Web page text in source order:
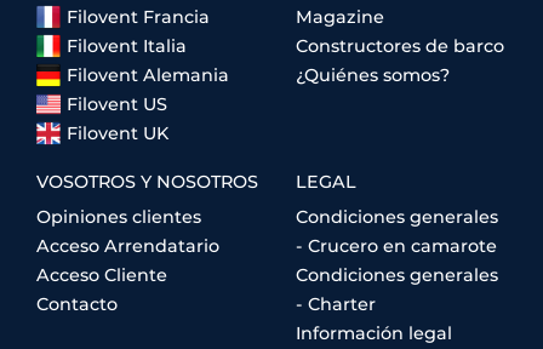
Filovent Francia
Filovent Italia
Filovent Alemania
Filovent US
Filovent UK
Magazine
Constructores de barco
¿Quiénes somos?
VOSOTROS Y NOSOTROS
Opiniones clientes
Acceso Arrendatario
Acceso Cliente
Contacto
LEGAL
Condiciones generales
- Crucero en camarote
Condiciones generales
- Charter
Información legal